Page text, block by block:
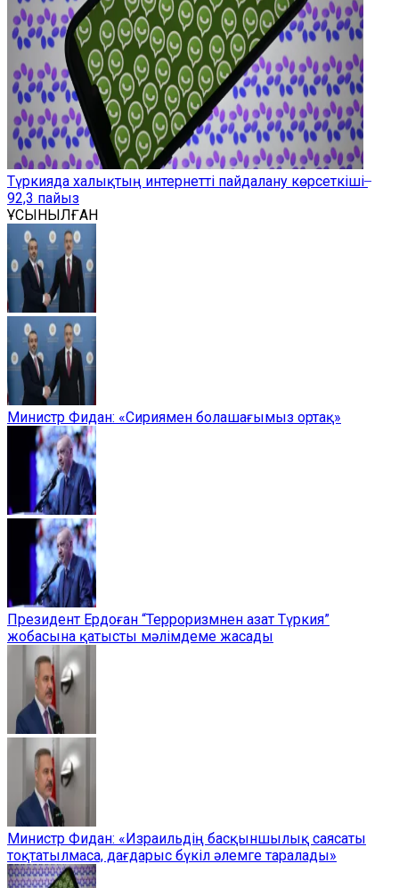
Түркияда халықтың интернетті пайдалану көрсеткіші ̶
92,3 пайыз
ҰСЫНЫЛҒАН
Министр Фидан: «Сириямен болашағымыз ортақ»
Президент Ердоған “Терроризмнен азат Түркия”
жобасына қатысты мәлімдеме жасады
Министр Фидан: «Израильдің басқыншылық саясаты
тоқтатылмаса, дағдарыс бүкіл әлемге таралады»